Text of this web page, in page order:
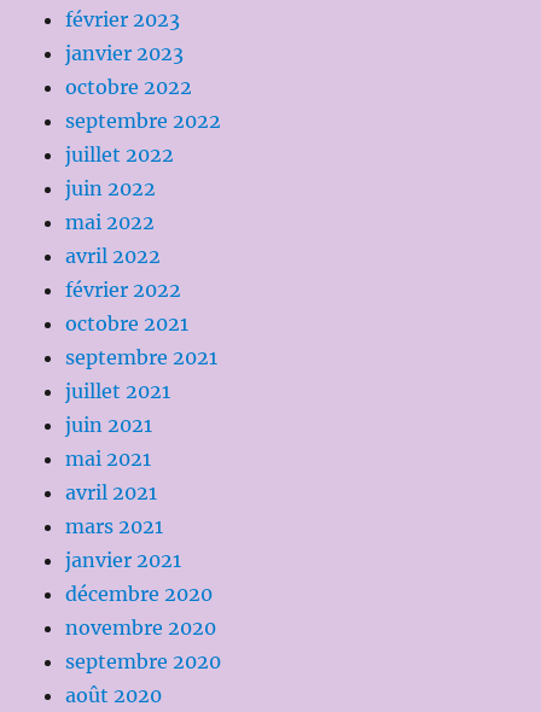
février 2023
janvier 2023
octobre 2022
septembre 2022
juillet 2022
juin 2022
mai 2022
avril 2022
février 2022
octobre 2021
septembre 2021
juillet 2021
juin 2021
mai 2021
avril 2021
mars 2021
janvier 2021
décembre 2020
novembre 2020
septembre 2020
août 2020